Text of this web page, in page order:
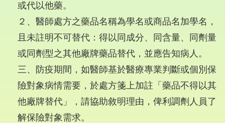
或代以他藥。
２、醫師處方之藥品名稱為學名或商品名加學名，
且未註明不可替代：得以同成分、同含量、同劑量
或同劑型之其他廠牌藥品替代，並應告知病人。
三、防疫期間，如醫師基於醫療專業判斷或個別保
險對象病情需要，於處方箋上加註「藥品不得以其
他廠牌替代」，請協助敘明理由，俾利調劑人員了
解保險對象需求。